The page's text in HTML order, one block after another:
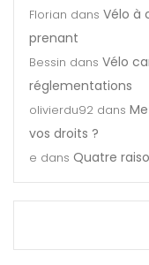
Florian dans Vélo à
prenant
Bessin dans Vélo
réglementations
olivierdu92 dans
vos droits ?
e dans Quatre